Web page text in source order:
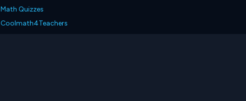
Math Quizzes
Coolmath4Teachers